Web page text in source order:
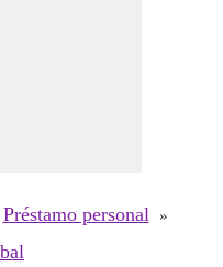
Préstamo personal »